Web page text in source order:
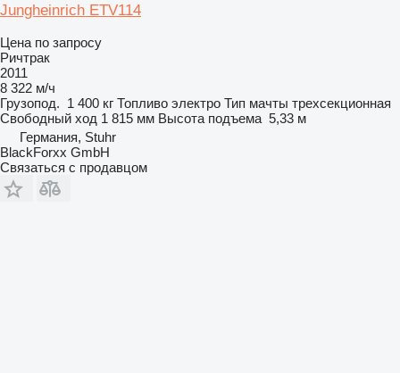
Jungheinrich ETV114
Цена по запросу
Ричтрак
2011
8 322 м/ч
Грузопод. 1 400 кг Топливо электро Тип мачты трехсекционная
Свободный ход 1 815 мм Высота подъема 5,33 м
Германия, Stuhr
BlackForxx GmbH
Связаться с продавцом